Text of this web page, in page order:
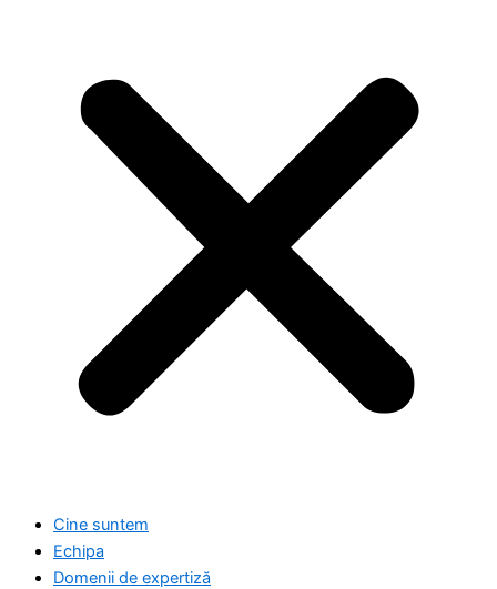
Cine suntem
Echipa
Domenii de expertiză